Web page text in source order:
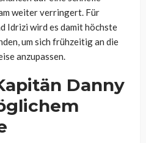
weiter verringert. Für
Idrizi wird es damit höchste
um sich frühzeitig an die
anzupassen.
Danny